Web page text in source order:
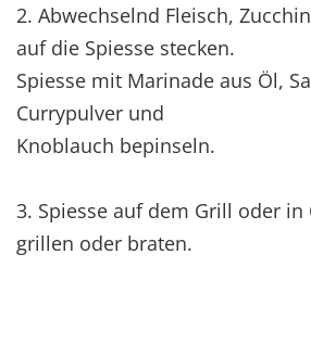
2. Abwechselnd Fleisch,
auf die Spiesse stecken.
Spiesse mit Marinade aus Öl,
Currypulver und
Knoblauch bepinseln.
3. Spiesse auf dem Grill oder in
grillen oder braten.